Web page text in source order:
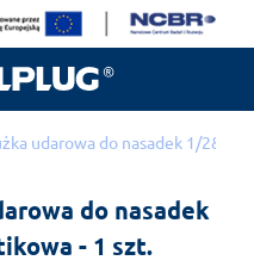
udarowa do nasadek 1/
do nasadek
- 1 szt.